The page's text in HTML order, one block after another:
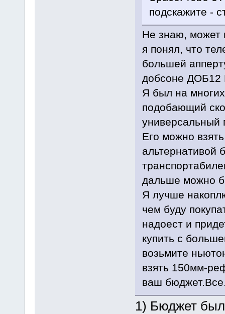
подскажите -
Не знаю, может
я понял, что
большей
добсоне ДОБ12
Я был на
подобающий
универсальный
Его можно
альтернативой
дальше можно
Я лучше
чем буду
надоест и
купить с
возьмите
взять 150мм-
ваш
1) Бюджет был